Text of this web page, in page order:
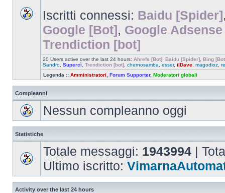
Iscritti connessi: Baidu [Spider]
Google [Bot], Google
Trendiction [bot]
20 Users active over the last 24 hours: Ahrefs [Bot] Baidu [Spider] Bing
Sandro Supercì Trendiction [bot] chernosamba esser, ilDave magodioz
Legenda :: Amministratori Forum Supporter, Moderatori globali
Compleanni
Nessun compleanno oggi
Statistiche
Totale messaggi: 1943994 |
Ultimo iscritto:
Activity over the last 24 hours